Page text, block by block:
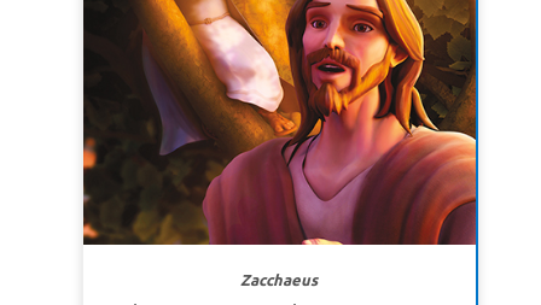
เขา และพวกเขาไม่กลัวที่จะฝ่าฝืนคำสั่งของกษัตริย์
ฮีบรู 11: 23
บทเรียนที่ 2 โดยเจตนา
สุดยอดแห่งความจริง:พระเจ้าทรงมีแผนและ
เป้าประสงค์สำหรับชีวิตของฉัน
สุดยอดพระวจนะ:
“บัดนี้จงไปเถิด เราจะช่วยและจะ
สอนเจ้าว่าเจ้าควรจะพูดอะไร”
อพยพ 4:10–12
บทเรียนที่ 3 ผู้ที่เราเป็น
Zacchaeus